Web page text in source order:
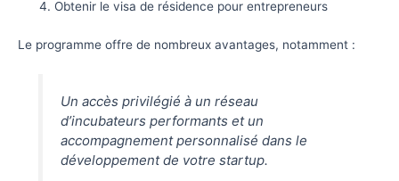
Obtenir le visa de résidence pour entrepreneurs
Le programme offre de nombreux avantages, notamment :
Un accès privilégié à un réseau
d’incubateurs performants et un
accompagnement personnalisé dans le
développement de votre startup.